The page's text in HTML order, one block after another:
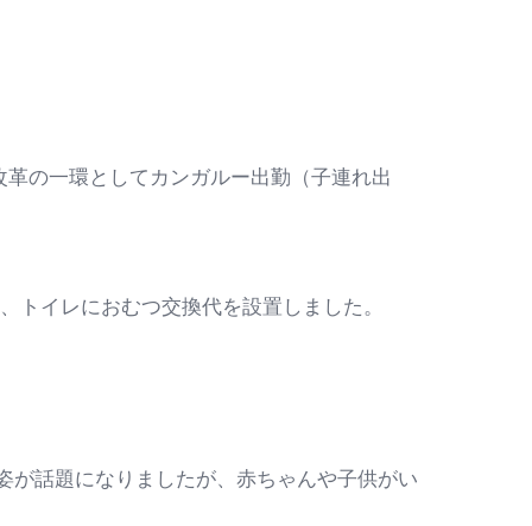
の一環としてカンガルー出勤（子連れ出
イレにおむつ交換代を設置しました。
話題になりましたが、赤ちゃんや子供がい